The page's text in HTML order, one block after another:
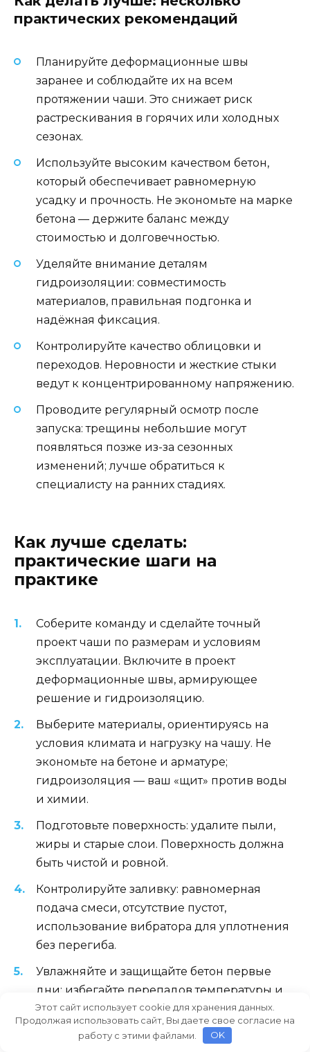
практических рекомендаций
Планируйте деформационные швы
заранее и соблюдайте их на всем
протяжении чаши. Это снижает риск
растрескивания в горячих или холодных
сезонах.
Используйте высоким качеством бетон,
который обеспечивает равномерную
усадку и прочность. Не экономьте на марке
бетона — держите баланс между
стоимостью и долговечностью.
Уделяйте внимание деталям
гидроизоляции: совместимость
материалов, правильная подгонка и
надёжная фиксация.
Контролируйте качество облицовки и
переходов. Неровности и жесткие стыки
ведут к концентрированному напряжению.
Проводите регулярный осмотр после
запуска: трещины небольшие могут
появляться позже из-за сезонных
изменений; лучше обратиться к
специалисту на ранних стадиях.
Как лучше сделать:
практические шаги на
практике
Соберите команду и сделайте точный
проект чаши по размерам и условиям
эксплуатации. Включите в проект
деформационные швы, армирующее
решение и гидроизоляцию.
Выберите материалы, ориентируясь на
условия климата и нагрузку на чашу. Не
экономьте на бетоне и арматуре;
гидроизоляция — ваш «щит» против воды
и химии.
Подготовьте поверхность: удалите пыли,
жиры и старые слои. Поверхность должна
быть чистой и ровной.
Контролируйте заливку: равномерная
подача смеси, отсутствие пустот,
использование вибратора для уплотнения
без перегиба.
Увлажняйте и защищайте бетон первые
дни: избегайте перепадов температуры и
резкого высыхания. Плотное укрытие и
равномерное увлажнение — залог
прочности и минимальной усадки.
Этот сайт использует cookie для хранения данных.
Продолжая использовать сайт, Вы даете свое согласие на
работу с этими файлами.
OK